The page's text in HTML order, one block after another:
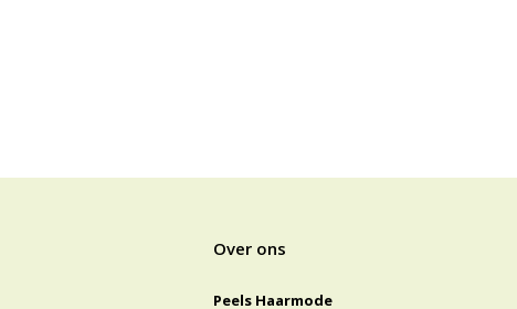
Over ons
Peels Haarmode